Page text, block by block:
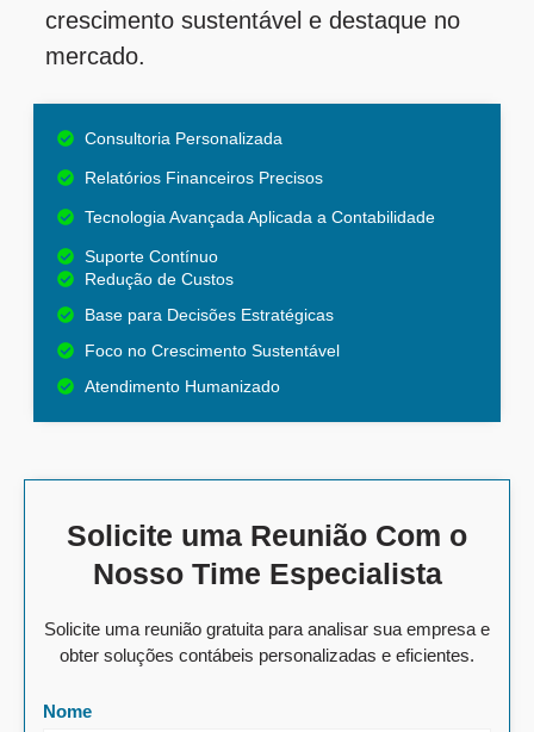
crescimento sustentável e destaque no
mercado.
Consultoria Personalizada
Relatórios Financeiros Precisos
Tecnologia Avançada Aplicada a Contabilidade
Suporte Contínuo
Redução de Custos
Base para Decisões Estratégicas
Foco no Crescimento Sustentável
Atendimento Humanizado
Solicite uma Reunião Com o
Nosso Time Especialista
Solicite uma reunião gratuita para analisar sua empresa e
obter soluções contábeis personalizadas e eficientes.
Nome